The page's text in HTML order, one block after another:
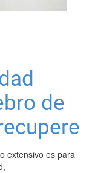
de
extensivo es para